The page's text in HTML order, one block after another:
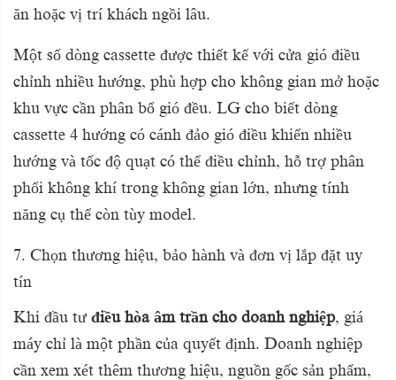
ăn hoặc vị trí khách ngồi lâu.
Một số dòng cassette được thiết kế với cửa gió điều
chỉnh nhiều hướng, phù hợp cho không gian mở hoặc
khu vực cần phân bổ gió đều. LG cho biết dòng
cassette 4 hướng có cánh đảo gió điều khiển nhiều
hướng và tốc độ quạt có thể điều chỉnh, hỗ trợ phân
phối không khí trong không gian lớn, nhưng tính
năng cụ thể còn tùy model.
7. Chọn thương hiệu, bảo hành và đơn vị lắp đặt uy
tín
Khi đầu tư điều hòa âm trần cho doanh nghiệp, giá
máy chỉ là một phần của quyết định. Doanh nghiệp
cần xem xét thêm thương hiệu, nguồn gốc sản phẩm,